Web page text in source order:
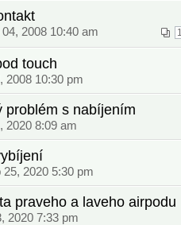
2008 10:40 am
touch
2008 10:30 pm
problém s nabíjením
2020 8:09 am
2020 5:30 pm
praveho a laveho airpodu
2020 7:33 pm